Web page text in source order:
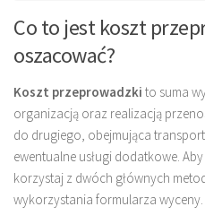
Co to jest koszt
oszacować?
Koszt przeprowadzki to suma
organizacją oraz realizacją
do drugiego, obejmująca
ewentualne usługi dodatkowe.
korzystaj z dwóch głównych
wykorzystania formularza wyceny.